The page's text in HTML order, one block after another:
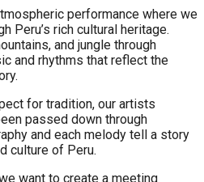
performance where we
Peru’s rich cultural heritage.
and jungle through
and rhythms that reflect the
for tradition, our artists
passed down through
and each melody tell a story
culture of Peru.
want to create a meeting